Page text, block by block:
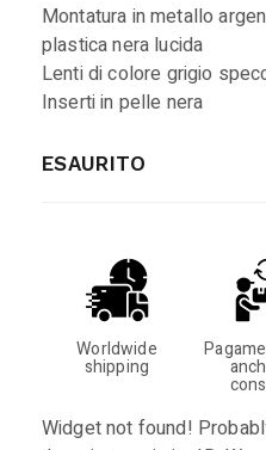
Montatura in metallo
plastica nera lucida
Lenti di colore grigio
Inserti in pelle nera
ESAURITO
Worldwide
shipping
Widget not found!